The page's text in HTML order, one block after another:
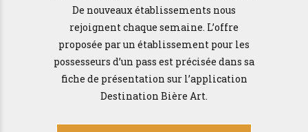
De nouveaux établissements nous
rejoignent chaque semaine. L’offre
proposée par un établissement pour les
possesseurs d’un pass est précisée dans sa
fiche de présentation sur l’application
Destination Bière Art.